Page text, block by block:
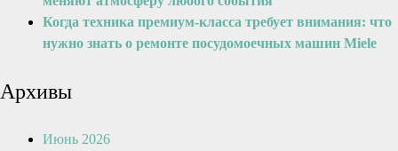
Когда техника премиум-класса требует внимания: что
нужно знать о ремонте посудомоечных машин Miele
Архивы
Июнь 2026